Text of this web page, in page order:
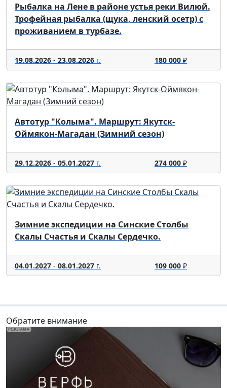
Рыбалка на Лене в районе устья реки Вилюй.
Трофейная рыбалка (щука, ленский осетр) с
проживанием в турбазе.
19.08.2026 - 23.08.2026 г. 180 000₽
Автотур "Колыма". Маршрут: Якутск-
Оймякон-Магадан (Зимний сезон)
29.12.2026 - 05.01.2027 г. 274 000₽
Зимние экспедиции на Синские Столбы
Скалы Счастья и Скалы Сердечко.
04.01.2027 - 08.01.2027 г. 109 000₽
Обратите внимание